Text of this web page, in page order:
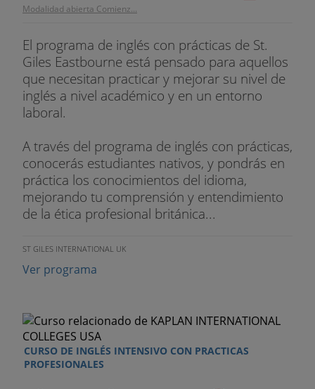
Modalidad abierta Comienz...
El programa de inglés con prácticas de St.
Giles Eastbourne está pensado para aquellos
que necesitan practicar y mejorar su nivel de
inglés a nivel académico y en un entorno
laboral.
A través del programa de inglés con prácticas,
conocerás estudiantes nativos, y pondrás en
práctica los conocimientos del idioma,
mejorando tu comprensión y entendimiento
de la ética profesional británica...
ST GILES INTERNATIONAL UK
Ver programa
CURSO DE INGLÉS INTENSIVO CON PRACTICAS
PROFESIONALES